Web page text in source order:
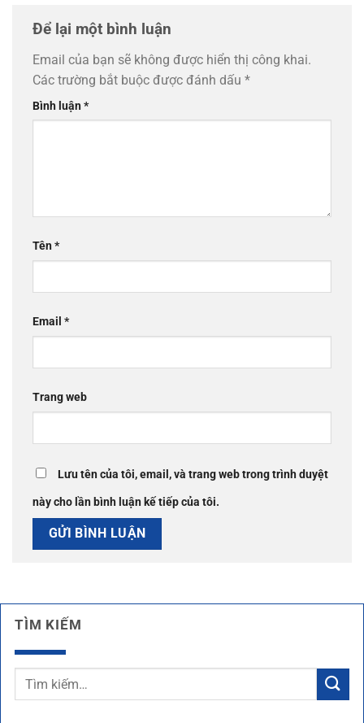
Để lại một bình luận
Email của bạn sẽ không được hiển thị công khai.
Các trường bắt buộc được đánh dấu *
Bình luận*
Tên*
Email *
Trang web
Lưu tên của tôi, email, và trang web trong trình duyệt
này cho lần bình luận kế tiếp của tôi.
TÌM KIẾM